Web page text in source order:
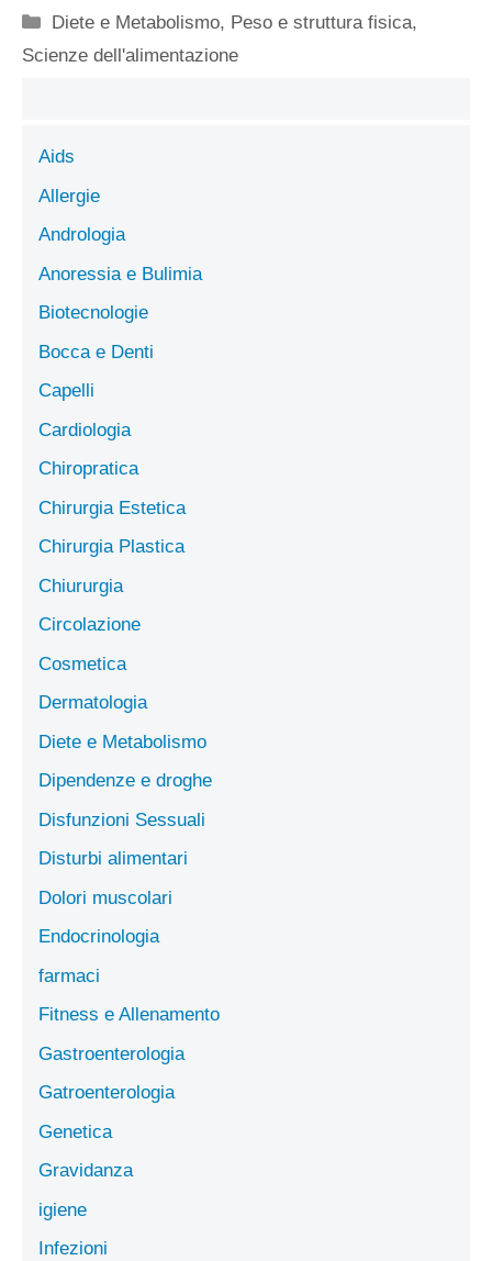
Categorie
Diete e Metabolismo, Peso e struttura fisica,
Scienze dell'alimentazione
Aids
Allergie
Andrologia
Anoressia e Bulimia
Biotecnologie
Bocca e Denti
Capelli
Cardiologia
Chiropratica
Chirurgia Estetica
Chirurgia Plastica
Chiururgia
Circolazione
Cosmetica
Dermatologia
Diete e Metabolismo
Dipendenze e droghe
Disfunzioni Sessuali
Disturbi alimentari
Dolori muscolari
Endocrinologia
farmaci
Fitness e Allenamento
Gastroenterologia
Gatroenterologia
Genetica
Gravidanza
igiene
Infezioni